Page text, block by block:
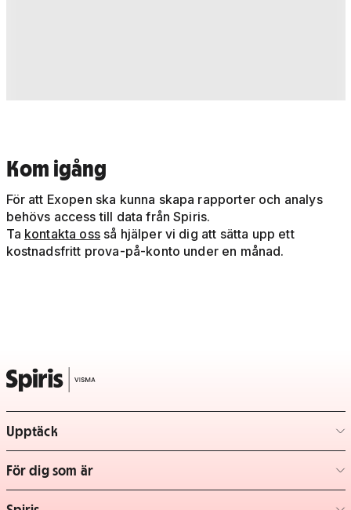
Kom igång
För att Exopen ska kunna skapa rapporter och analys
behövs access till data från Spiris.
Ta kontakta ossså hjälper vi dig att sätta upp ett
kostnadsfritt prova-på-konto under en månad.
Upptäck
– klicka för att expandera lista
För dig som är
– klicka för att expandera lista